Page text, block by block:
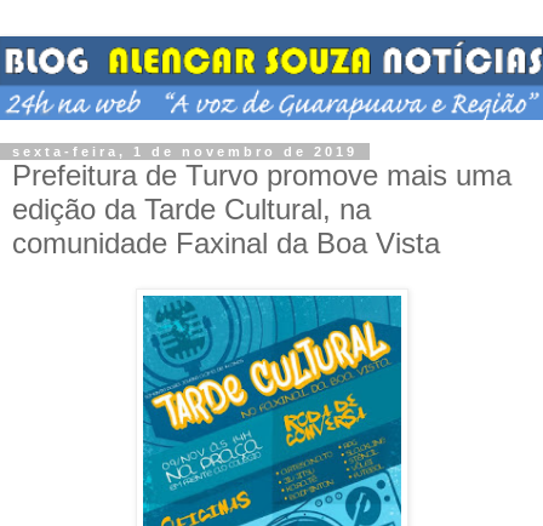
sexta-feira, 1 de novembro de 2019
Prefeitura de Turvo promove mais uma
edição da Tarde Cultural, na
comunidade Faxinal da Boa Vista